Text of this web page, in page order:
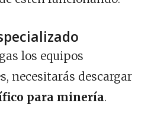
los equipos
necesitarás descargar
para minería.